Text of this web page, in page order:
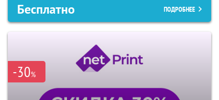
Бесплатно ПОДРОБНЕЕ
-30%